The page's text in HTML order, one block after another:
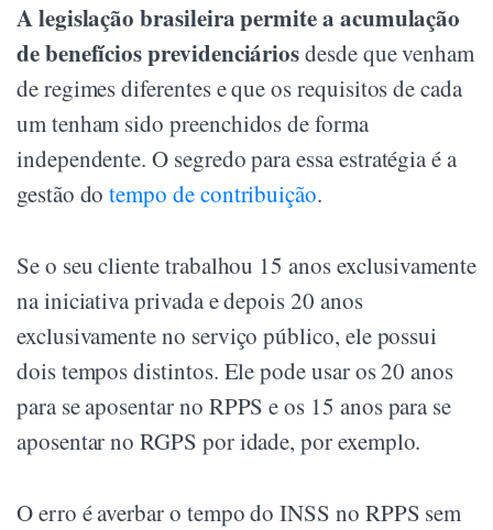
A legislação brasileira permite a acumulação
de benefícios previdenciáriosdesde que venham
de regimes diferentes e que os requisitos de cada
um tenham sido preenchidos de forma
independente. O segredo para essa estratégia é a
gestão dotempo de contribuição.
Se o seu cliente trabalhou 15 anos exclusivamente
na iniciativa privada e depois 20 anos
exclusivamente no serviço público, ele possui
dois tempos distintos. Ele pode usar os 20 anos
para se aposentar no RPPS e os 15 anos para se
aposentar no RGPS por idade, por exemplo.
O erro é averbar o tempo do INSS no RPPS sem